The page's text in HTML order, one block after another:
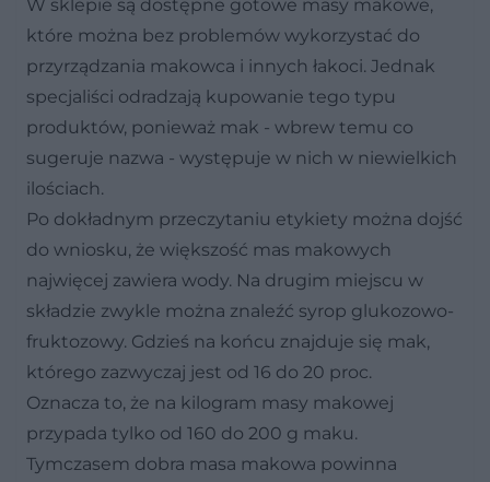
W sklepie są dostępne gotowe masy makowe,
które można bez problemów wykorzystać do
przyrządzania makowca i innych łakoci. Jednak
specjaliści odradzają kupowanie tego typu
produktów, ponieważ mak - wbrew temu co
sugeruje nazwa - występuje w nich w niewielkich
ilościach.
Po dokładnym przeczytaniu etykiety można dojść
do wniosku, że większość mas makowych
najwięcej zawiera wody. Na drugim miejscu w
składzie zwykle można znaleźć syrop glukozowo-
fruktozowy. Gdzieś na końcu znajduje się mak,
którego zazwyczaj jest od 16 do 20 proc.
Oznacza to, że na kilogram masy makowej
przypada tylko od 160 do 200 g maku.
Tymczasem dobra masa makowa powinna